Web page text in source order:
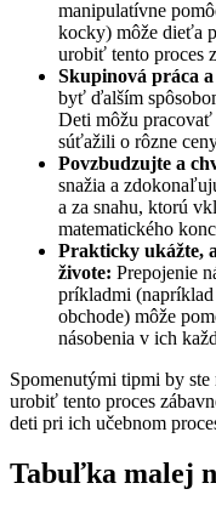
manipulatívne
kocky) môže dieťa
urobiť tento proces
Skupinová práca
byť ďalším
Deti môžu pracovať
súťažili o rôzne
Povzbudzujte a
snažia a
a za snahu, ktorú
matematického
Prakticky ukážte,
živote: Prepojenie
príkladmi
obchode) môže
násobenia v ich
Spomenutými tipmi by
urobiť tento proces
deti pri ich učebnom
Tabuľka malej